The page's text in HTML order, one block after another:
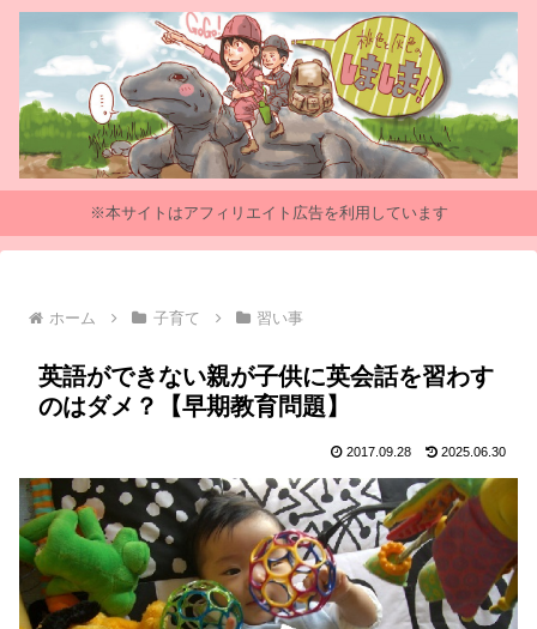
※本サイトはアフィリエイト広告を利用しています
ホーム 子育て 習い事
英語ができない親が子供に英会話を習わす
のはダメ？【早期教育問題】
2017.09.28 2025.06.30